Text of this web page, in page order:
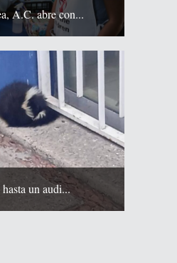
A.C. abre con...
un audi...